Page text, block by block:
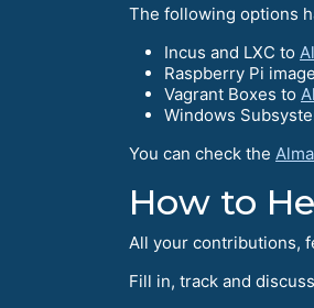
The following options
Incus and LXC to
Raspberry Pi
Vagrant Boxes to
Windows
You can check the
How to
All your contributions,
Fill in, track and